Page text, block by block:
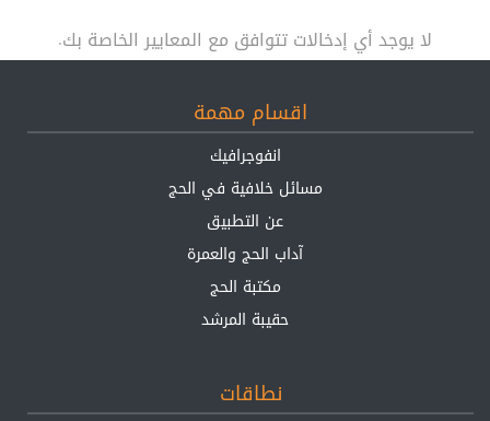
لا يوجد أي إدخالات تتوافق مع المعايير الخاصة بك.
اقسام مهمة
انفوجرافيك
مسائل خلافية في الحج
عن التطبيق
آداب الحج والعمرة
مكتبة الحج
حقيبة المرشد
نطاقات